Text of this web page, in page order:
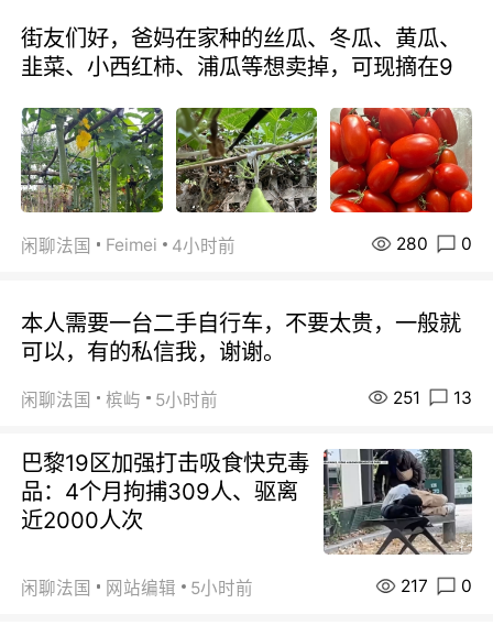
街友们好，爸妈在家种的丝瓜、冬瓜、黄瓜、
韭菜、小西红柿、浦瓜等想卖掉，可现摘在9
闲聊法国 Feimei 4小时前 280 0
本人需要一台二手自行车，不要太贵，一般就
可以，有的私信我，谢谢。
闲聊法国 槟屿 5小时前 251 13
巴黎19区加强打击吸食快克毒
品：4个月拘捕309人、驱离
近2000人次
闲聊法国 网站编辑 5小时前 217 0